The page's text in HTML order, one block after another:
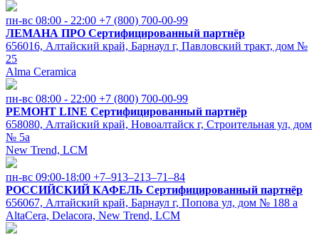
пн-вс 08:00 - 22:00 +7 (800) 700-00-99
ЛЕМАНА ПРО Сертифицированный партнёр
656016, Алтайский край, Барнаул г, Павловский тракт, дом №
25
Alma Ceramica
пн-вс 08:00 - 22:00 +7 (800) 700-00-99
РЕМОНТ LINE Сертифицированный партнёр
658080, Алтайский край, Новоалтайск г, Строительная ул, дом
№ 5а
New Trend, LCM
пн-вс 09:00-18:00 +7‒913‒213‒71‒84
РОССИЙСКИЙ КАФЕЛЬ Сертифицированный партнёр
656067, Алтайский край, Барнаул г, Попова ул, дом № 188 а
AltaCera, Delacora, New Trend, LCM